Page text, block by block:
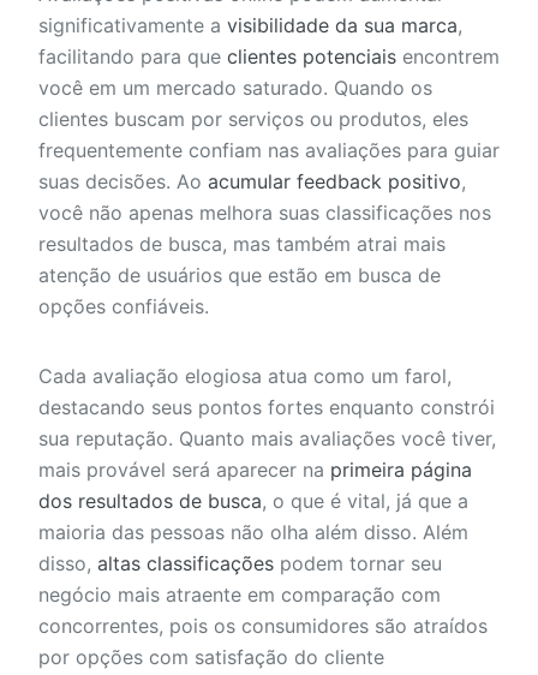
significativamente a visibilidade da sua marca,
facilitando para que clientes potenciais encontrem
você em um mercado saturado. Quando os
clientes buscam por serviços ou produtos, eles
frequentemente confiam nas avaliações para guiar
suas decisões. Ao acumular feedback positivo,
você não apenas melhora suas classificações nos
resultados de busca, mas também atrai mais
atenção de usuários que estão em busca de
opções confiáveis.
Cada avaliação elogiosa atua como um farol,
destacando seus pontos fortes enquanto constrói
sua reputação. Quanto mais avaliações você tiver,
mais provável será aparecer na primeira página
dos resultados de busca, o que é vital, já que a
maioria das pessoas não olha além disso. Além
disso, altas classificações podem tornar seu
negócio mais atraente em comparação com
concorrentes, pois os consumidores são atraídos
por opções com satisfação do cliente